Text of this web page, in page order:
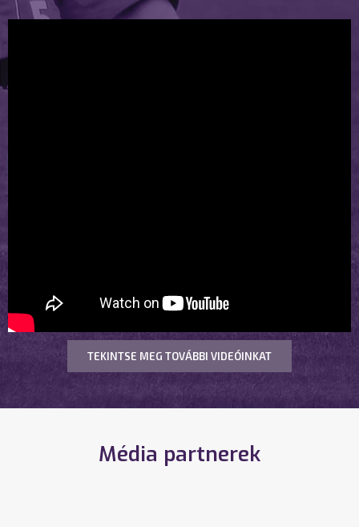
TEKINTSE MEG TOVÁBBI VIDEÓINKAT
Média partnerek